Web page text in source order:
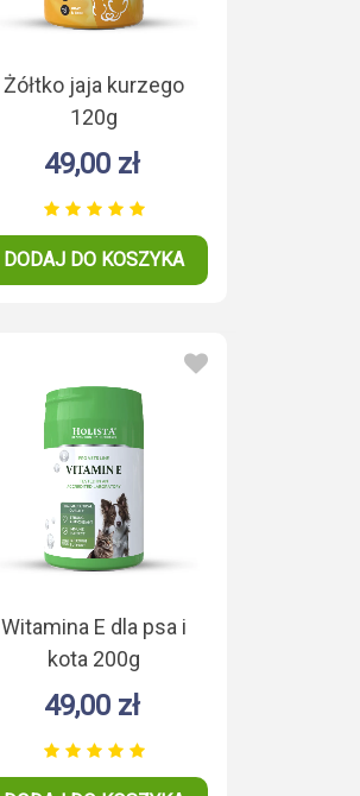
Żółtko jaja kurzego
120g
49,00 zł
DODAJ DO KOSZYKA
Witamina E dla psa i
kota 200g
49,00 zł